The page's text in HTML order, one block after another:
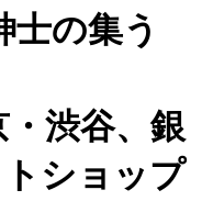
士の集う
渋谷、銀
ショップ